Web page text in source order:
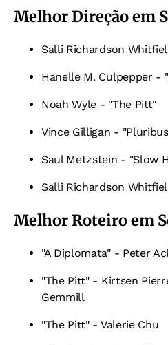
Melhor Direção em
Salli Richardson
Hanelle M. Culpepper -
Noah Wyle - "The Pitt"
Vince Gilligan -
Saul Metzstein - "Slow
Salli Richardson
Melhor Roteiro em
"A Diplomata" - Peter
"The Pitt" - Kirtsen
Gemmill
"The Pitt" - Valerie Chu